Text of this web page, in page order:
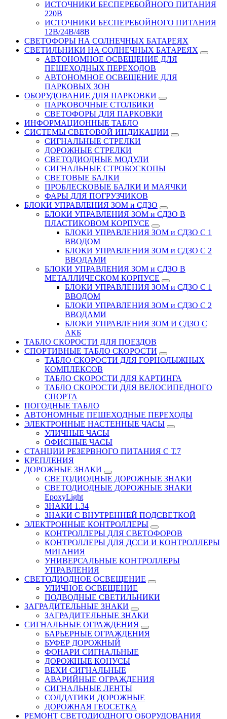
ИСТОЧНИКИ БЕСПЕРЕБОЙНОГО ПИТАНИЯ
220В
ИСТОЧНИКИ БЕСПЕРЕБОЙНОГО ПИТАНИЯ
12В/24В/48В
СВЕТОФОРЫ НА СОЛНЕЧНЫХ БАТАРЕЯХ
СВЕТИЛЬНИКИ НА СОЛНЕЧНЫХ БАТАРЕЯХ
АВТОНОМНОЕ ОСВЕЩЕНИЕ ДЛЯ
ПЕШЕХОДНЫХ ПЕРЕХОДОВ
АВТОНОМНОЕ ОСВЕЩЕНИЕ ДЛЯ
ПАРКОВЫХ ЗОН
ОБОРУДОВАНИЕ ДЛЯ ПАРКОВКИ
ПАРКОВОЧНЫЕ СТОЛБИКИ
СВЕТОФОРЫ ДЛЯ ПАРКОВКИ
ИНФОРМАЦИОННЫЕ ТАБЛО
CИСТЕМЫ СВЕТОВОЙ ИНДИКАЦИИ
СИГНАЛЬНЫЕ СТРЕЛКИ
ДОРОЖНЫЕ СТРЕЛКИ
СВЕТОДИОДНЫЕ МОДУЛИ
СИГНАЛЬНЫЕ СТРОБОСКОПЫ
СВЕТОВЫЕ БАЛКИ
ПРОБЛЕСКОВЫЕ БАЛКИ И МАЯЧКИ
ФАРЫ ДЛЯ ПОГРУЗЧИКОВ
БЛОКИ УПРАВЛЕНИЯ ЗОМ и СДЗО
БЛОКИ УПРАВЛЕНИЯ ЗОМ и СДЗО В
ПЛАСТИКОВОМ КОРПУСЕ
БЛОКИ УПРАВЛЕНИЯ ЗОМ и СДЗО С 1
ВВОДОМ
БЛОКИ УПРАВЛЕНИЯ ЗОМ и СДЗО С 2
ВВОДАМИ
БЛОКИ УПРАВЛЕНИЯ ЗОМ и СДЗО В
МЕТАЛЛИЧЕСКОМ КОРПУСЕ
БЛОКИ УПРАВЛЕНИЯ ЗОМ и СДЗО С 1
ВВОДОМ
БЛОКИ УПРАВЛЕНИЯ ЗОМ и СДЗО С 2
ВВОДАМИ
БЛОКИ УПРАВЛЕНИЯ ЗОМ И СДЗО С
АКБ
ТАБЛО СКОРОСТИ ДЛЯ ПОЕЗДОВ
СПОРТИВНЫЕ ТАБЛО СКОРОСТИ
ТАБЛО СКОРОСТИ ДЛЯ ГОРНОЛЫЖНЫХ
КОМПЛЕКСОВ
ТАБЛО СКОРОСТИ ДЛЯ КАРТИНГА
ТАБЛО СКОРОСТИ ДЛЯ ВЕЛОСИПЕДНОГО
СПОРТА
ПОГОДНЫЕ ТАБЛО
АВТОНОМНЫЕ ПЕШЕХОДНЫЕ ПЕРЕХОДЫ
ЭЛЕКТРОННЫЕ НАСТЕННЫЕ ЧАСЫ
УЛИЧНЫЕ ЧАСЫ
ОФИСНЫЕ ЧАСЫ
СТАНЦИИ РЕЗЕРВНОГО ПИТАНИЯ С Т.7
КРЕПЛЕНИЯ
ДОРОЖНЫЕ ЗНАКИ
СВЕТОДИОДНЫЕ ДОРОЖНЫЕ ЗНАКИ
СВЕТОДИОДНЫЕ ДОРОЖНЫЕ ЗНАКИ
EpoxyLight
ЗНАКИ 1.34
ЗНАКИ С ВНУТРЕННЕЙ ПОДСВЕТКОЙ
ЭЛЕКТРОННЫЕ КОНТРОЛЛЕРЫ
КОНТРОЛЛЕРЫ ДЛЯ СВЕТОФОРОВ
КОНТРОЛЛЕРЫ ДЛЯ ДССИ И КОНТРОЛЛЕРЫ
МИГАНИЯ
УНИВЕРСАЛЬНЫЕ КОНТРОЛЛЕРЫ
УПРАВЛЕНИЯ
СВЕТОДИОДНОЕ ОСВЕЩЕНИЕ
УЛИЧНОЕ ОСВЕЩЕНИЕ
ПОДВОДНЫЕ СВЕТИЛЬНИКИ
ЗАГРАДИТЕЛЬНЫЕ ЗНАКИ
ЗАГРАДИТЕЛЬНЫЕ ЗНАКИ
СИГНАЛЬНЫЕ ОГРАЖДЕНИЯ
БАРЬЕРНЫЕ ОГРАЖДЕНИЯ
БУФЕР ДОРОЖНЫЙ
ФОНАРИ СИГНАЛЬНЫЕ
ДОРОЖНЫЕ КОНУСЫ
ВЕХИ СИГНАЛЬНЫЕ
АВАРИЙНЫЕ ОГРАЖДЕНИЯ
СИГНАЛЬНЫЕ ЛЕНТЫ
СОЛДАТИКИ ДОРОЖНЫЕ
ДОРОЖНАЯ ГЕОСЕТКА
РЕМОНТ СВЕТОДИОДНОГО ОБОРУДОВАНИЯ